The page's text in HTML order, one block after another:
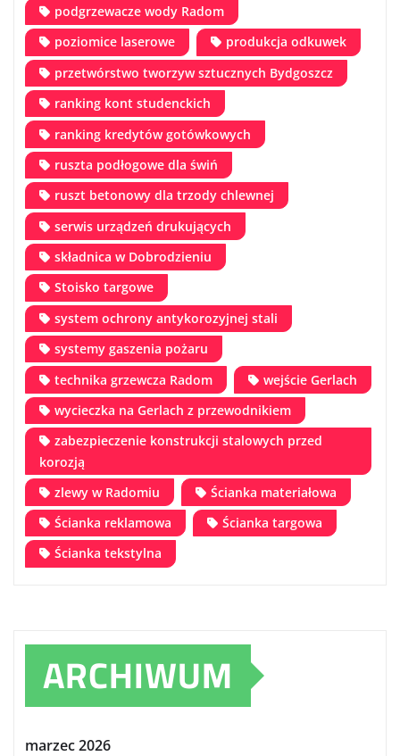
podgrzewacze wody Radom
poziomice laserowe
produkcja odkuwek
przetwórstwo tworzyw sztucznych Bydgoszcz
ranking kont studenckich
ranking kredytów gotówkowych
ruszta podłogowe dla świń
ruszt betonowy dla trzody chlewnej
serwis urządzeń drukujących
składnica w Dobrodzieniu
Stoisko targowe
system ochrony antykorozyjnej stali
systemy gaszenia pożaru
technika grzewcza Radom
wejście Gerlach
wycieczka na Gerlach z przewodnikiem
zabezpieczenie konstrukcji stalowych przed
korozją
zlewy w Radomiu
Ścianka materiałowa
Ścianka reklamowa
Ścianka targowa
Ścianka tekstylna
ARCHIWUM
marzec 2026